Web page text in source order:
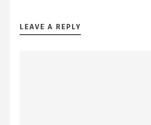
LEAVE A REPLY